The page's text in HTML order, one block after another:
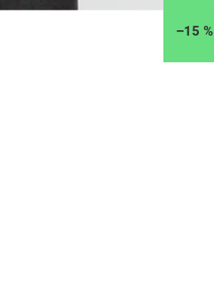
–15 %